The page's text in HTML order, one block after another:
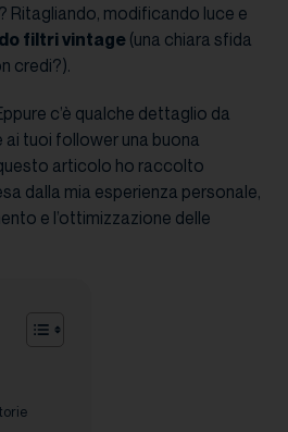
Ritagliando, modificando luce e
filtri vintage(una chiara sfida
credi?).
c’è qualche dettaglio da
tuoi follower una buona
articolo ho raccolto
dalla mia esperienza personale,
e l’ottimizzazione delle